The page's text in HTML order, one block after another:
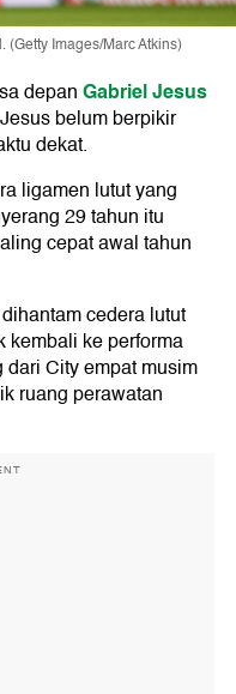
Images/Marc Atkins)
depanGabriel Jesus
belum berpikir
dekat.
ligamen lutut yang
29 tahun itu
cepat awal tahun
cedera lutut
kembali ke performa
City empat musim
ruang perawatan